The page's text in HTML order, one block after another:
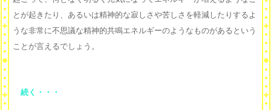
とが起きたり、あるいは精神的な寂しさや苦しさを軽減したりするよ
うな非常に不思議な精神的共鳴エネルギーのようなものがあるという
ことが言えるでしょう。
続く・・・